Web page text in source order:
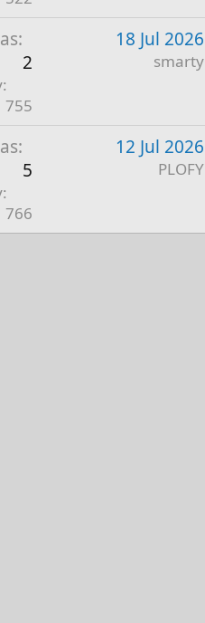
2
755
18 Jul 2026
smarty
5
766
12 Jul 2026
PLOFY